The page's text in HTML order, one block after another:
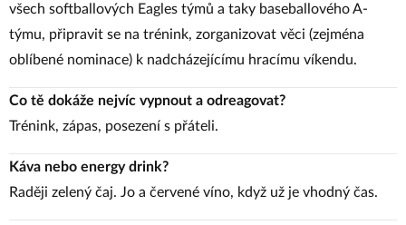
všech softballových Eagles týmů a taky baseballového A-
týmu, připravit se na trénink, zorganizovat věci (zejména
oblíbené nominace) k nadcházejícímu hracímu víkendu.
Co tě dokáže nejvíc vypnout a odreagovat?
Trénink, zápas, posezení s přáteli.
Káva nebo energy drink?
Raději zelený čaj. Jo a červené víno, když už je vhodný čas.